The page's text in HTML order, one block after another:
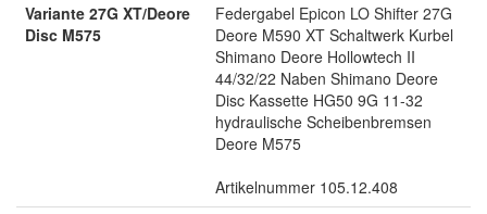
Variante 27G XT/Deore
Disc M575
Federgabel Epicon LO Shifter 27G
Deore M590 XT Schaltwerk Kurbel
Shimano Deore Hollowtech II
44/32/22 Naben Shimano Deore
Disc Kassette HG50 9G 11-32
hydraulische Scheibenbremsen
Deore M575
Artikelnummer 105.12.408